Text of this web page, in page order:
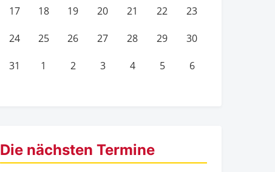
17 18 19 20 21 22 23
24 25 26 27 28 29 30
31 1 2 3 4 5 6
Die nächsten Termine